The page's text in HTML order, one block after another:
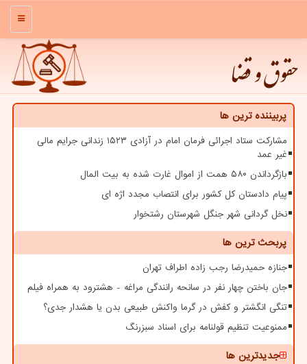
منو
حقوق و قضا
پربیننده ترین ها
مشارکت ستاد اجرائی فرمان امام در آزادی ۱۵۲۳ زندانی جرایم مالی
غیر عمد
بازگرداندن ۵۸۰ همت از اموال غارت شده به بیت المال
پیام دادستان کل کشور برای انتصاب مجدد اژه ای
نخل گردانی شهر جنگل شهرستان رشتخوار
پربحث ترین ها
جنازه حمیدرضا رجب زاده اطراف تهران
جان باختن چهار نفر در سانحه رانندگی مراغه - هشترود به همراه فیلم
تنگی انگشتر و کفش در گرما واکنش طبیعی بدن یا هشدار جدی؟
ممنوعیت تنظیم قولنامه برای اسناد سبزرنگ
جدیدترین ها